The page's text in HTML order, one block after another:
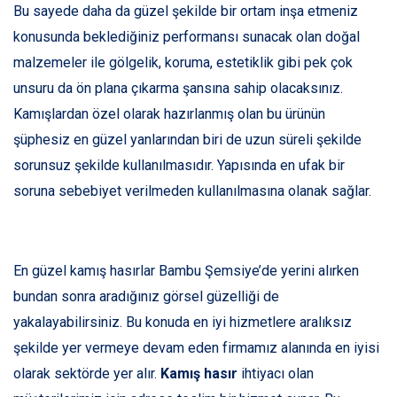
Bu sayede daha da güzel şekilde bir ortam inşa etmeniz
konusunda beklediğiniz performansı sunacak olan doğal
malzemeler ile gölgelik, koruma, estetiklik gibi pek çok
unsuru da ön plana çıkarma şansına sahip olacaksınız.
Kamışlardan özel olarak hazırlanmış olan bu ürünün
şüphesiz en güzel yanlarından biri de uzun süreli şekilde
sorunsuz şekilde kullanılmasıdır. Yapısında en ufak bir
soruna sebebiyet verilmeden kullanılmasına olanak sağlar.
En güzel kamış hasırlar Bambu Şemsiye’de yerini alırken
bundan sonra aradığınız görsel güzelliği de
yakalayabilirsiniz. Bu konuda en iyi hizmetlere aralıksız
şekilde yer vermeye devam eden firmamız alanında en iyisi
olarak sektörde yer alır. Kamış hasır ihtiyacı olan